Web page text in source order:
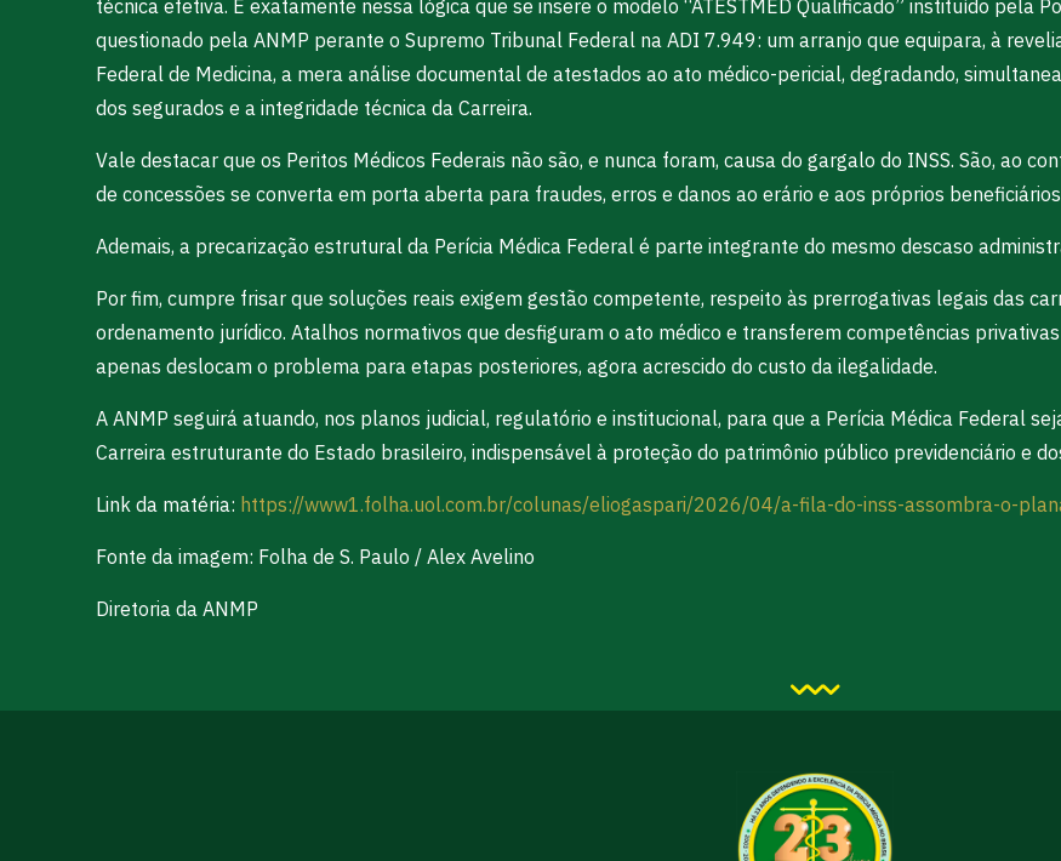
técnica efetiva. É exatamente nessa lógica que se insere o modelo “ATESTMED Qualificado” instituído pela
questionado pela ANMP perante o Supremo Tribunal Federal na ADI 7.949: um arranjo que equipara, à
Federal de Medicina, a mera análise documental de atestados ao ato médico-pericial, degradando,
dos segurados e a integridade técnica da Carreira.
Vale destacar que os Peritos Médicos Federais não são, e nunca foram, causa do gargalo do INSS. São, ao
de concessões se converta em porta aberta para fraudes, erros e danos ao erário e aos próprios
Ademais, a precarização estrutural da Perícia Médica Federal é parte integrante do mesmo descaso
Por fim, cumpre frisar que soluções reais exigem gestão competente, respeito às prerrogativas legais das
ordenamento jurídico. Atalhos normativos que desfiguram o ato médico e transferem competências
apenas deslocam o problema para etapas posteriores, agora acrescido do custo da ilegalidade.
A ANMP seguirá atuando, nos planos judicial, regulatório e institucional, para que a Perícia Médica Federal
Carreira estruturante do Estado brasileiro, indispensável à proteção do patrimônio público previdenciário e
Link da matéria: https://www1.folha.uol.com.br/colunas/eliogaspari/2026/04/a-fila-do-inss-assombra-o-
Fonte da imagem: Folha de S. Paulo / Alex Avelino
Diretoria da ANMP